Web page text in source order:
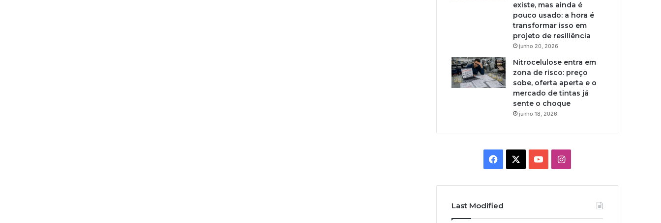
existe, mas ainda é
pouco usado: a hora é
transformar isso em
projeto de resiliência
junho 20, 2026
Nitrocelulose entra em
zona de risco: preço
sobe, oferta aperta e o
mercado de tintas já
sente o choque
junho 18, 2026
Facebook YouTubeInstagram
Last Modified